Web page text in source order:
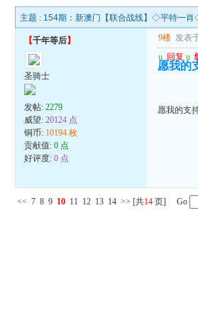
主题 : 154期：新澳门【联合战线】◇平特一肖
【千年等后】
圣骑士
发帖:2279
威望:20124 点
铜币: 10194 枚
贡献值:0 点
好评度:0 点
9楼 发表
u 回复 u
愿我的
愿我的支
<< 7 8 9 10 11 12 13 14 >> [共14 页] Go